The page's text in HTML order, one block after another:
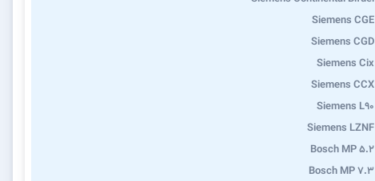
Siemens CGE
Siemens CGD
Siemens Cix
Siemens CCX
Siemens L90
Siemens LZNF
Bosch MP 5.2
Bosch MP 7.3